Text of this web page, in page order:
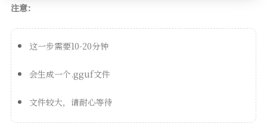
注意：
这一步需要10-20分钟
会生成一个.gguf文件
文件较大，请耐心等待